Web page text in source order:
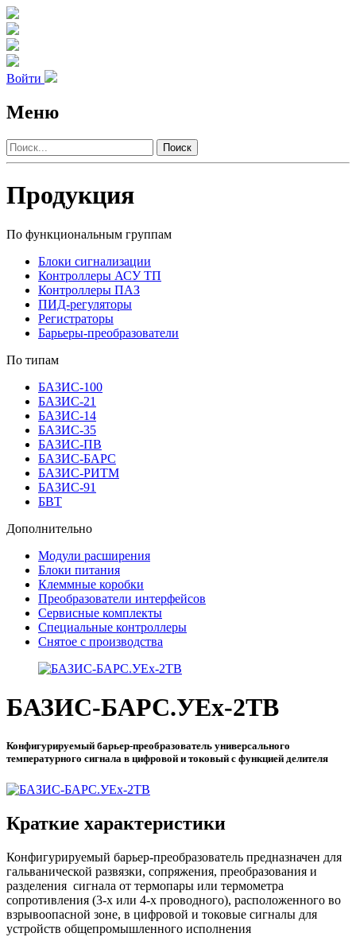
Войти
Меню
Поиск
Продукция
По функциональным группам
Блоки сигнализации
Контроллеры АСУ ТП
Контроллеры ПАЗ
ПИД-регуляторы
Регистраторы
Барьеры-преобразователи
По типам
БАЗИС-100
БАЗИС-21
БАЗИС-14
БАЗИС-35
БАЗИС-ПВ
БАЗИС-БАРС
БАЗИС-РИТМ
БАЗИС-91
БВТ
Дополнительно
Модули расширения
Блоки питания
Клеммные коробки
Преобразователи интерфейсов
Сервисные комплекты
Специальные контроллеры
Снятое с производства
БАЗИС-БАРС.УEx-2ТВ
Конфигурируемый барьер-преобразователь универсального
температурного сигнала в цифровой и токовый с функцией делителя
Краткие характеристики
Конфигурируемый барьер-преобразователь предназначен для
гальванической развязки, сопряжения, преобразования и
разделения сигнала от термопары или термометра
сопротивления (3-х или 4-х проводного), расположенного во
взрывоопасной зоне, в цифровой и токовые сигналы для
устройств общепромышленного исполнения